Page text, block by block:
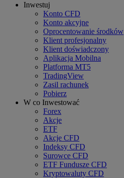
Inwestuj
Konto CFD
Konto akcyjne
Oprocentowanie środków
Klient profesjonalny
Klient doświadczony
Aplikacja Mobilna
Platforma MT5
TradingView
Zasil rachunek
Pobierz
W co Inwestować
Forex
Akcje
ETF
Akcje CFD
Indeksy CFD
Surowce CFD
ETF Fundusze CFD
Kryptowaluty CFD